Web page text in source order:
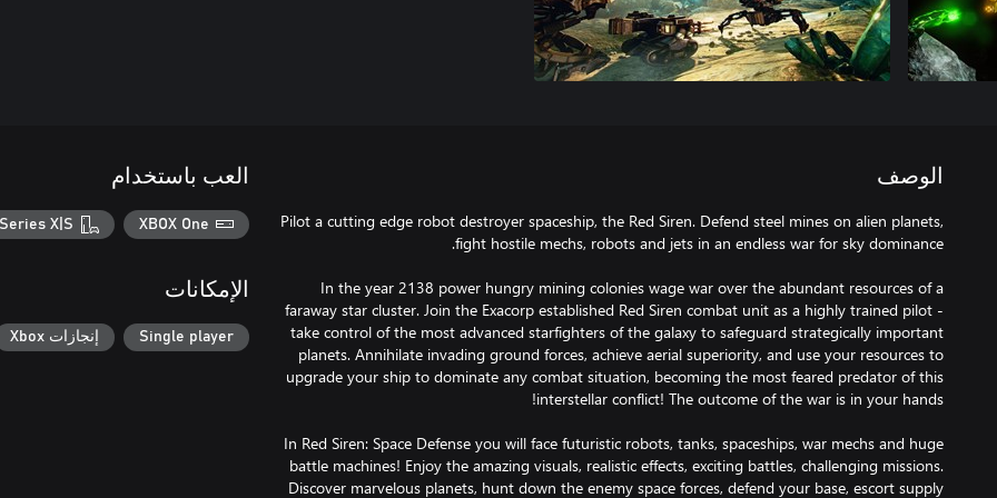
الوصف
Pilot a cutting edge robot destroyer spaceship, the Red Siren. Defend steel mines on alien planets,
In the year 2138 power hungry mining colonies wage war over the abundant resources of a
faraway star cluster. Join the Exacorp established Red Siren combat unit as a highly trained pilot -
take control of the most advanced starfighters of the galaxy to safeguard strategically important
planets. Annihilate invading ground forces, achieve aerial superiority, and use your resources to
upgrade your ship to dominate any combat situation, becoming the most feared predator of this
In Red Siren: Space Defense you will face futuristic robots, tanks, spaceships, war mechs and huge
battle machines! Enjoy the amazing visuals, realistic effects, exciting battles, challenging missions.
Discover marvelous planets, hunt down the enemy space forces, defend your base, escort supply
العب باستخدام
XBOX One
X|S
الإمكانات
Single player إنجازات Xbox